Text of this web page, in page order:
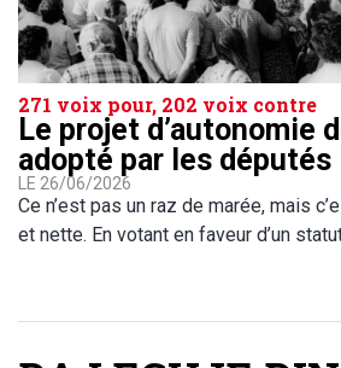
271 voix pour, 202 voix contre
Le projet d’autonomie
adopté par les députés
LE 26/06/2026
Ce n’est pas un raz de marée, mais
et nette. En votant en faveur d’un